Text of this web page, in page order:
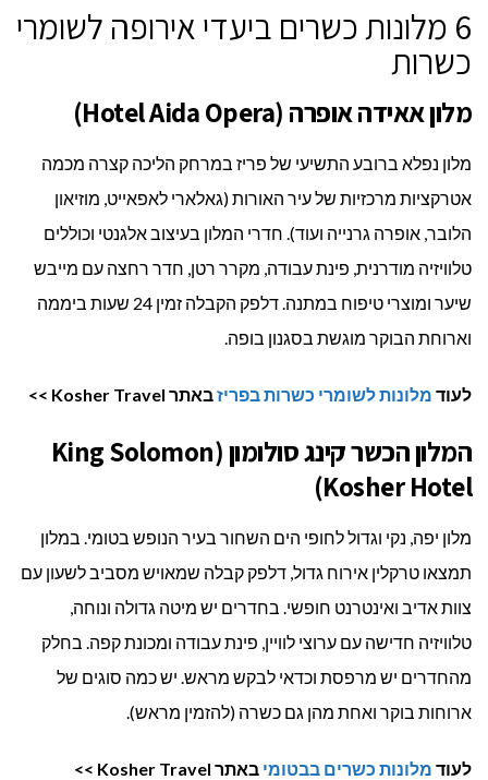
6 מלונות כשרים ביעדי אירופה לשומרי
כשרות
מלון אאידה אופרה (Hotel Aida Opera)
מלון נפלא ברובע התשיעי של פריז במרחק הליכה קצרה מכמה
אטרקציות מרכזיות של עיר האורות (גאלארי לאפאייט, מוזיאון
הלובר, אופרה גרנייה ועוד). חדרי המלון בעיצוב אלגנטי וכוללים
טלוויזיה מודרנית, פינת עבודה, מקרר רטן, חדר רחצה עם מייבש
שיער ומוצרי טיפוח במתנה. דלפק הקבלה זמין 24 שעות ביממה
וארוחת הבוקר מוגשת בסגנון בופה.
לעוד מלונות לשומרי כשרות בפריזבאתר Kosher Travel >>
המלון הכשר קינג סולומון (King Solomon
Kosher Hotel)
מלון יפה, נקי וגדול לחופי הים השחור בעיר הנופש בטומי. במלון
תמצאו טרקלין אירוח גדול, דלפק קבלה שמאויש מסביב לשעון עם
צוות אדיב ואינטרנט חופשי. בחדרים יש מיטה גדולה ונוחה,
טלוויזיה חדישה עם ערוצי לוויין, פינת עבודה ומכונת קפה. בחלק
מהחדרים יש מרפסת וכדאי לבקש מראש. יש כמה סוגים של
ארוחות בוקר ואחת מהן גם כשרה (להזמין מראש).
לעוד מלונות כשרים בבטומי באתר Kosher Travel >>